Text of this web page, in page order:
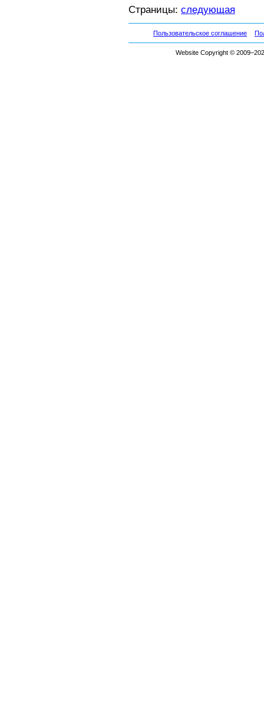
Страницы: следующая
Пользовательское соглашение
Website Copyright ©